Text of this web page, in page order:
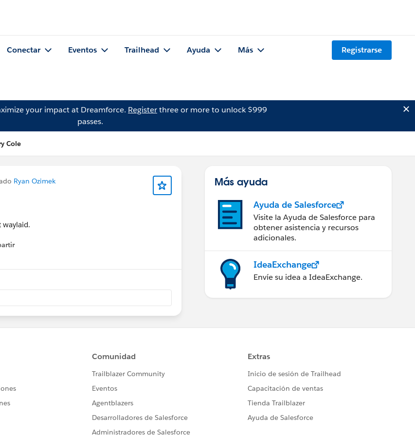
Conectar Eventos Trailhead Ayuda Más Registrarse
your impact at Dreamforce. Registerthree or more to unlock $999
passes.
Cole
Ryan Ozimek
waylaid.
Más ayuda
Ayuda de Salesforce
Visite la Ayuda de Salesforce para
obtener asistencia y recursos
adicionales.
IdeaExchange
Envíe su idea a IdeaExchange.